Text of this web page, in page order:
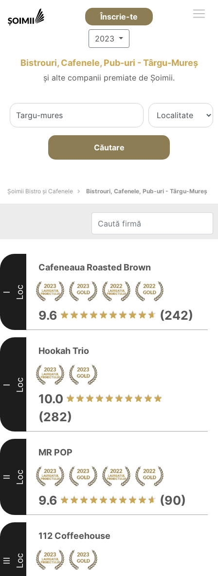
Înscrie-te
2023
Bistrouri, Cafenele, Pub-uri - Târgu-Mureş
și alte companii premiate de Șoimii.
Căutare
Șoimii Bistro și Cafenele Bistrouri, Cafenele, Pub-uri - Târgu-Mureş
I Loc
Cafeneaua Roasted Brown
9.6 (242)
I Loc
Hookah Trio
10.0
(282)
II Loc
MR POP
9.6 (90)
III Loc
112 Coffeehouse